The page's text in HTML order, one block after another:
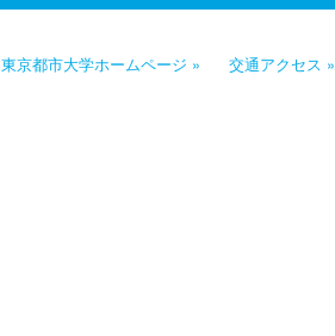
東京都市大学ホームページ » 交通アクセス »